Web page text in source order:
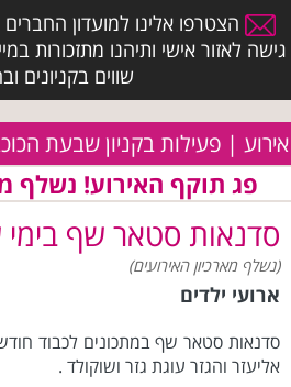
הצטרפו אלינו למועדון
גישה לאזור אישי ותיהנו מתזכורות
שווים בקניונים
אירוע | פעילות בקניון שבעת
פג תוקף האירוע! נשלף
סדנאות סטאר שף בימי
(נשלף מארכיון האירועים)
ארועי ילדים
סדנאות סטאר שף במתכונים לכבוד
אליעזר והגזר עוגת גזר ושוקולד .